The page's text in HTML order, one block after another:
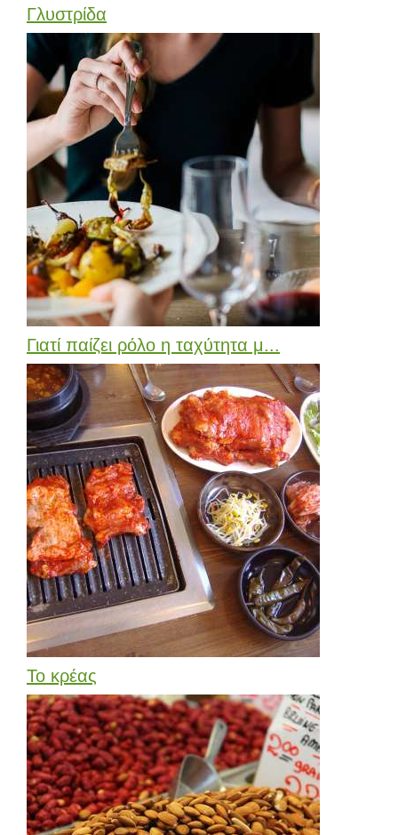
Γλυστρίδα
Γιατί παίζει ρόλο η ταχύτητα μ...
Το κρέας